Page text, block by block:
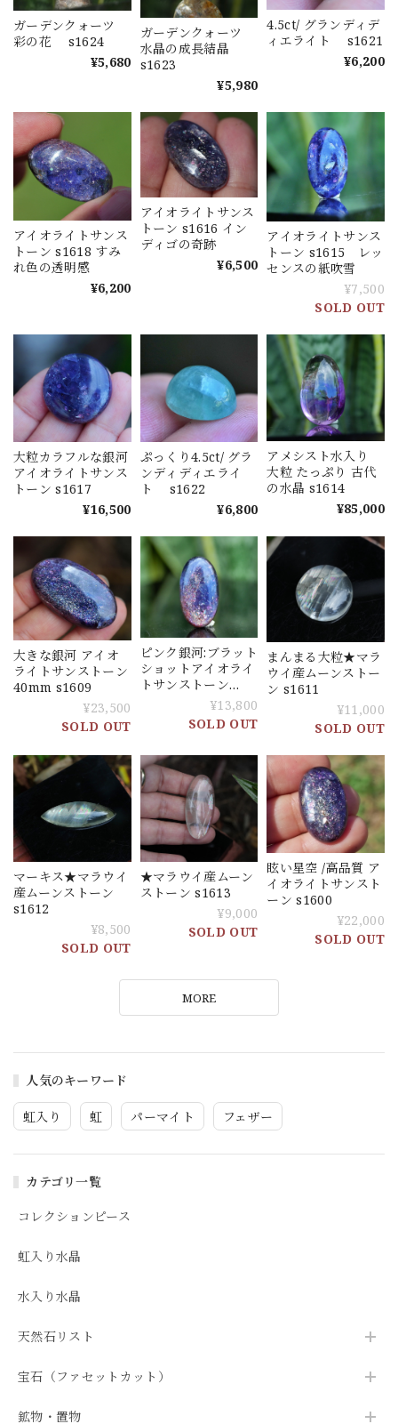
人気のキーワード
虹入り 虹 パーマイト フェザー
カテゴリ一覧
コレクションピース
虹入り水晶
水入り水晶
天然石リスト
宝石（ファセットカット）
鉱物・置物
ガーデンクォーツ
彩の花 s1624
¥5,680
ガーデンクォーツ
水晶の成長結晶
s1623
¥5,980
4.5ct/ グランディデ
ィエライト s1621
¥6,200
アイオライトサンス
トーン s1618 すみ
れ色の透明感
¥6,200
アイオライトサンス
トーン s1616 イン
ディゴの奇跡
¥6,500
アイオライトサンス
トーン s1615 レッ
センスの紙吹雪
¥7,500
SOLD OUT
大粒カラフルな銀河
アイオライトサンス
トーン s1617
¥16,500
ぷっくり4.5ct/ グラ
ンディディエライ
ト s1622
¥6,800
アメシスト水入り
大粒 たっぷり 古代
の水晶 s1614
¥85,000
大きな銀河 アイオ
ライトサンストーン
40mm s1609
¥23,500
SOLD OUT
ピンク銀河:ブラット
ショットアイオライ
トサンストーン
26mm s1610¥13,800
SOLD OUT
まんまる大粒★マラ
ウイ産ムーンストー
ン s1611
¥11,000
SOLD OUT
マーキス★マラウイ
産ムーンストーン
s1612
¥8,500
SOLD OUT
★マラウイ産ムーン
ストーン s1613
¥9,000
SOLD OUT
眩い星空 /高品質 ア
イオライトサンスト
ーン s1600
¥22,000
SOLD OUT
MORE